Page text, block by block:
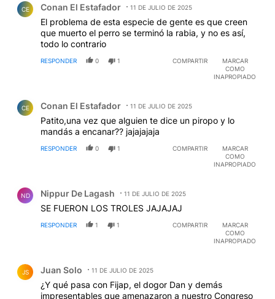
CE Conan El Estafador 11 DE JULIO DE 2025
El problema de esta especie de gente es que creen
que muerto el perro se terminó la rabia, y no es así,
todo lo contrario
RESPONDER 0 1 COMPARTIR
MARCAR
COMO
INAPROPIADO
CE Conan El Estafador 11 DE JULIO DE 2025
Patito,una vez que alguien te dice un piropo y lo
mandás a encanar?? jajajajaja
RESPONDER 0 1 COMPARTIR
MARCAR
COMO
INAPROPIADO
ND Nippur De Lagash 11 DE JULIO DE 2025
SE FUERON LOS TROLES JAJAJAJ
RESPONDER 1 1 COMPARTIR
MARCAR
COMO
INAPROPIADO
JS Juan Solo 11 DE JULIO DE 2025
¿Y qué pasa con Fijap, el dogor Dan y demás
impresentables que amenazaron a nuestro Congreso